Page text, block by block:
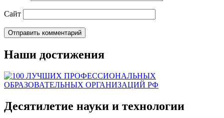
Сайт
Наши достижения
Десятилетие науки и технологии